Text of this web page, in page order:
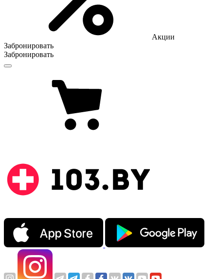
Акции
Забронировать
Забронировать